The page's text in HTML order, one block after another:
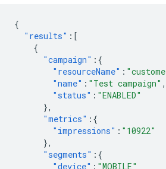
{
"results" :[
{
"campaign" :{
"resourceName" :
"name" : "Test campaign" ,
"status" : "ENABLED"
},
"metrics" :{
"impressions" : "10922"
},
"segments" :{
"device" : "MOBILE"